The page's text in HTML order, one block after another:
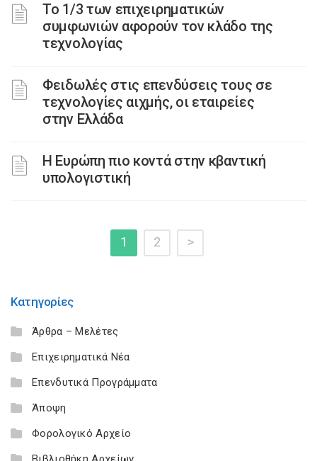
Το 1/3 των επιχειρηματικών
συμφωνιών αφορούν τον κλάδο της
τεχνολογίας
Φειδωλές στις επενδύσεις τους σε
τεχνολογίες αιχμής, οι εταιρείες
στην Ελλάδα
H Ευρώπη πιο κοντά στην κβαντική
υπολογιστική
1 2 >
Κατηγορίες
Άρθρα – Μελέτες
Επιχειρηματικά Νέα
Επενδυτικά Προγράμματα
Άποψη
Φορολογικό Αρχείο